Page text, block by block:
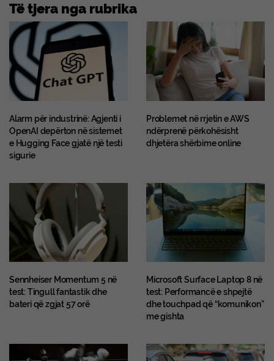
Të tjera nga rubrika
Alarm për industrinë: Agjenti i
OpenAI depërton në sistemet
e Hugging Face gjatë një testi
sigurie
Problemet në rrjetin e AWS
ndërprenë përkohësisht
dhjetëra shërbime online
Sennheiser Momentum 5 në
test: Tingull fantastik dhe
bateri që zgjat 57 orë
Microsoft Surface Laptop 8 në
test: Performancë e shpejtë
dhe touchpad që “komunikon”
me gishta